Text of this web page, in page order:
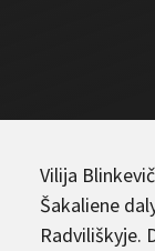
Vilija
Šakaliene
Radviliškyje.